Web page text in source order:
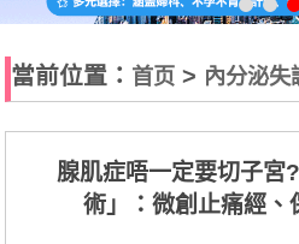
當前位置： 首页 > 內分泌失
腺肌症唔一定要切子宮
術」：微創止痛經、